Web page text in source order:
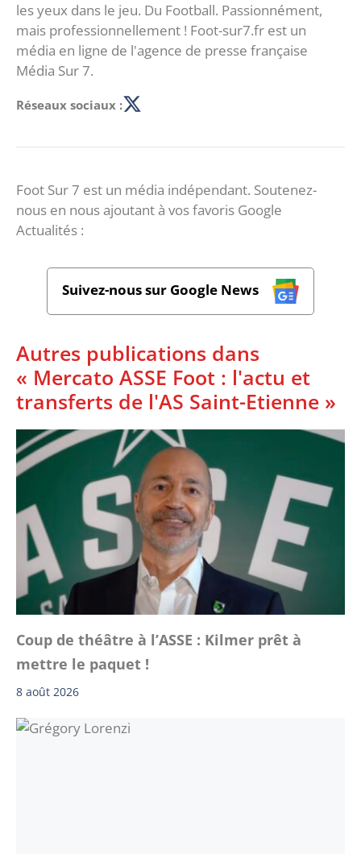
les yeux dans le jeu. Du Football. Passionnément,
mais professionnellement ! Foot-sur7.fr est un
média en ligne de l'agence de presse française
Média Sur 7.
Réseaux sociaux :
Foot Sur 7 est un média indépendant. Soutenez-
nous en nous ajoutant à vos favoris Google
Actualités :
Suivez-nous sur Google News
Autres publications dans
« Mercato ASSE Foot : l'actu et
transferts de l'AS Saint-Etienne »
Coup de théâtre à l’ASSE : Kilmer prêt à
mettre le paquet !
8 août 2026